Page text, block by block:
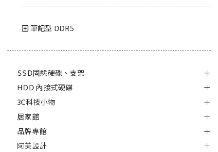
筆記型 DDR5
SSD固態硬碟、支架
HDD 內接式硬碟
3C科技小物
居家館
品牌專館
阿美設計